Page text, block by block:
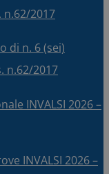
2017
di n. 6 (sei)
n.62/2017
INVALSI 2026 –
INVALSI 2026 –